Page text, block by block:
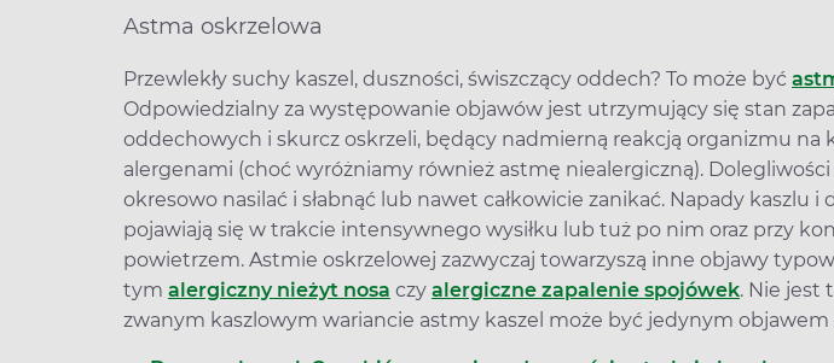
Astma oskrzelowa
Przewlekły suchy kaszel, duszności, świszczący oddech? To może być
Odpowiedzialny za występowanie objawów jest utrzymujący się stan
oddechowych i skurcz oskrzeli, będący nadmierną reakcją organizmu na
alergenami (choć wyróżniamy również astmę niealergiczną).
okresowo nasilać i słabnąć lub nawet całkowicie zanikać. Napady kaszlu i
pojawiają się w trakcie intensywnego wysiłku lub tuż po nim oraz przy
powietrzem. Astmie oskrzelowej zazwyczaj towarzyszą inne objawy
tym alergiczny nieżyt nosa czy alergiczne zapalenie spojówek. Nie jest
zwanym kaszlowym wariancie astmy kaszel może być jedynym objawem